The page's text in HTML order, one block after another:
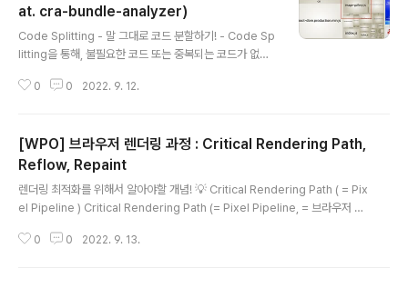
at. cra-bundle-analyzer)
Code Splitting - 말 그대로 코드 분할하기! - Code Sp
litting을 통해, 불필요한 코드 또는 중복되는 코드가 없이
도록 한다. Code Splitting을 하기전에 cra-bundle-an
있는지 확인 가능 cra-bundle-analyzer 라이브러리 설
치 및 실행 방법 여기서 image-gallery.js는 모달창을 띄
우는 모듈인데, 최초 화면이 렌더링될 때, 굳이 모달창은 렌
전 코드 import React, { useState } from ..
0 0 2022. 9. 12.
[WPO] 브라우저 렌더링 과정 : Critical Rendering Path,
Reflow, Repaint
렌더링 최적화를 위해서 알아야할 개념! 💡 Critical Rendering Path ( = Pix
el Pipeline ) Critical Rendering Path (= Pixel Pipeline, = 브라우저 렌
소들 간의 관계 CSSOM : Style 요소들 Render Tree DOM + CSSOM의
0 0 2022. 9. 13.